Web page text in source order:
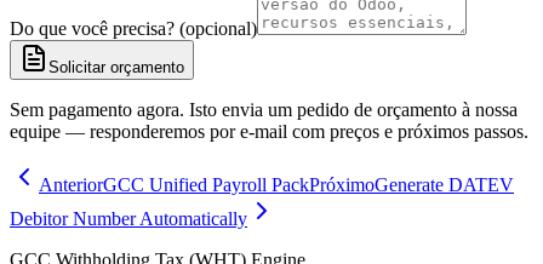
Do que você precisa? (opcional)
Solicitar orçamento
Sem pagamento agora. Isto envia um pedido de orçamento à nossa
equipe — responderemos por e-mail com preços e próximos passos.
AnteriorGCC Unified Payroll PackPróximoGenerate DATEV
Debitor Number Automatically
GCC Withholding Tax (WHT) Engine